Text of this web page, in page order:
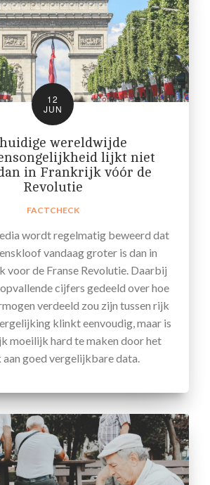
12
JUN
wereldwijde
lijkt niet
in Frankrijk vóór de
Revolutie
FACTCHECK
wordt regelmatig beweerd dat
vandaag groter is dan in
voor de Franse Revolutie. Daarbij
cijfers gedeeld over hoe
verdeeld zou zijn tussen rijk
klinkt eenvoudig, maar is
moeilijk hard te maken door het
goed vergelijkbare data.